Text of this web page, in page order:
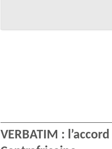
VERBATIM :